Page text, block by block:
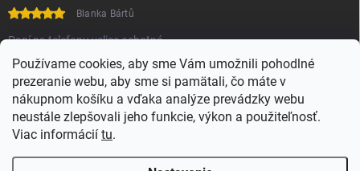
Používame cookies, aby sme Vám umožnili pohodlné
prezeranie webu, aby sme si pamätali, čo máte v
nákupnom košíku a vďaka analýze prevádzky webu
neustále zlepšovali jeho funkcie, výkon a použiteľnosť.
Viac informácií tu.
Blanka Bártů
Paní na telefonu velice ochotná